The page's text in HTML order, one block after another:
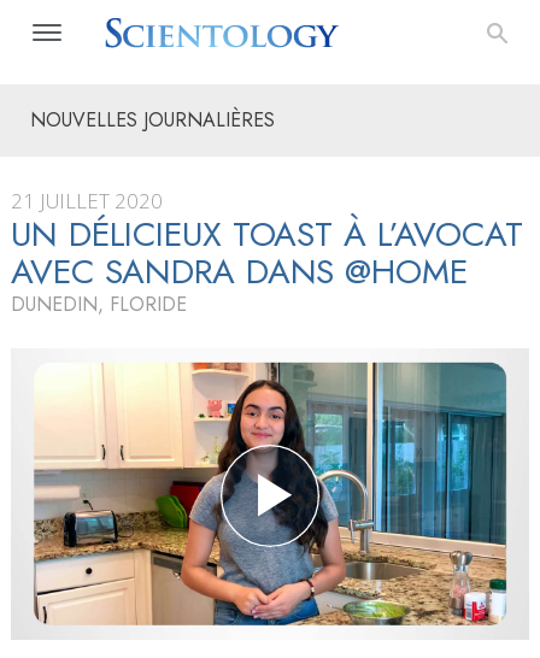
NOUVELLES JOURNALIÈRES
21 JUILLET 2020
UN DÉLICIEUX TOAST À L’AVOCAT
AVEC SANDRA DANS @HOME
DUNEDIN, FLORIDE